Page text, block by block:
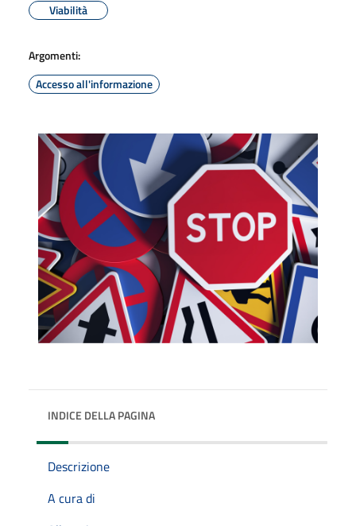
Viabilità
Argomenti:
Accesso all'informazione
INDICE DELLA PAGINA
Descrizione
A cura di